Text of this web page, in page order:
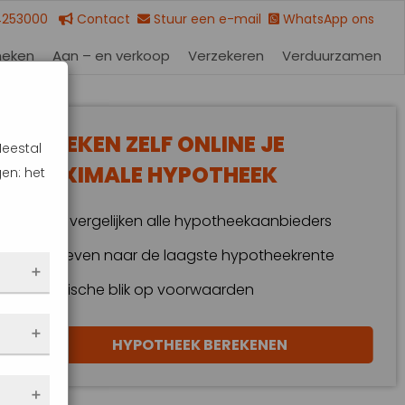
Contact Stuur een e-mail WhatsApp ons
Aan – en verkoop Verzekeren Verduurzamen
BEREKEN ZELF ONLINE JE
MAXIMALE HYPOTHEEK
Wij vergelijken alle hypotheekaanbieders
Streven naar de laagste hypotheekrente
Kritische blik op voorwaarden
HYPOTHEEK BEREKENEN
het